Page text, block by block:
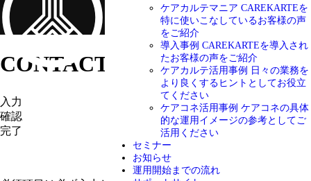
ケアカルテマニア CAREKARTEを
特に使いこなしているお客様の声
をご紹介
導入事例 CAREKARTEを導入され
たお客様の声をご紹介
ケアカルテ活用事例
日々の業務を
より良くするヒントとしてお役立
てください
ケアコネ活用事例 ケアコネの具体
的な運用イメージの参考としてご
活用ください
セミナー
お知らせ
運用開始までの流れ
CONTACT お問い合わせ
入力
確認
完了